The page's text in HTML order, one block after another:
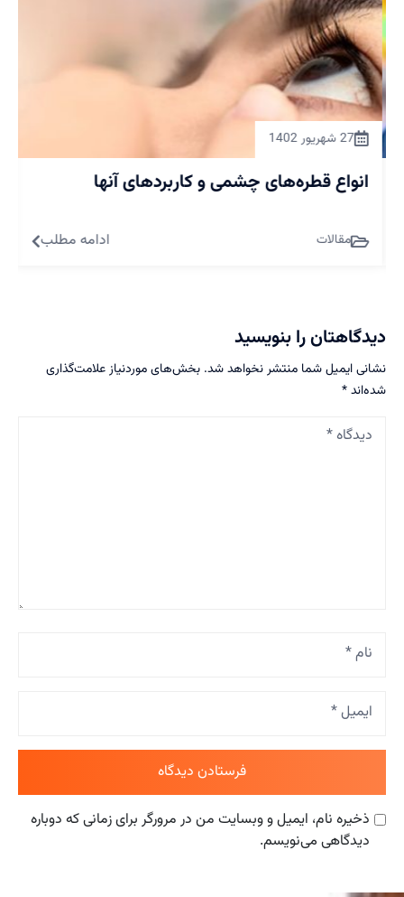
27 شهریور 1402
انواع قطره‌های چشمی و کاربردهای آنها
مقالات ادامه مطلب
دیدگاهتان را بنویسید
نشانی ایمیل شما منتشر نخواهد شد. بخش‌های موردنیاز علامت‌گذاری
شده‌اند*
دیدگاه*
نام*
ایمیل*
فرستادن دیدگاه
ذخیره نام، ایمیل و وبسایت من در مرورگر برای زمانی که دوباره
دیدگاهی می‌نویسم.